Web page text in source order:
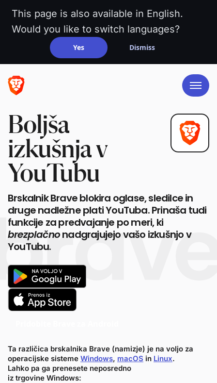
This page is also available in English.
Would you like to switch languages?
Yes Dismiss
Boljša
izkušnja v
YouTubu
Brskalnik Brave blokira oglase, sledilce in
druge nadležne plati YouTuba. Prinaša tudi
funkcije za predvajanje po meri, ki
brezplačnonadgrajujejo vašo izkušnjo v
YouTubu.
Ta različica brskalnika Brave (namizje) je na voljo za
operacijske sisteme Windows, macOS in Linux.
Lahko pa ga prenesete neposredno
iz trgovine Windows: